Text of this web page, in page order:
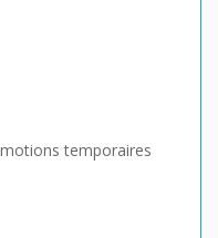
temporaires